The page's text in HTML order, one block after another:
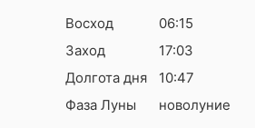
Восход
06:15
Заход
17:03
Долгота дня
10:47
Фаза Луны
новолуние